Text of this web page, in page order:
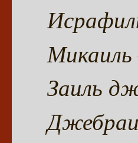
Микаиль
Заиль